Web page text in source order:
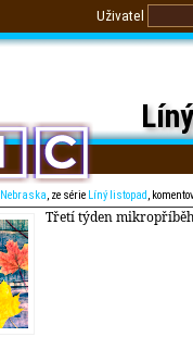
Uživatel
Nebraska, ze série Líný listopad,
Třetí týden